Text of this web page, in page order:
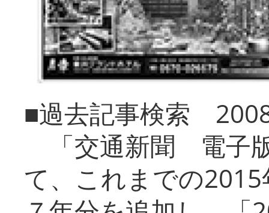
■過去記事検索
「交通新聞 電子
て、これまでの